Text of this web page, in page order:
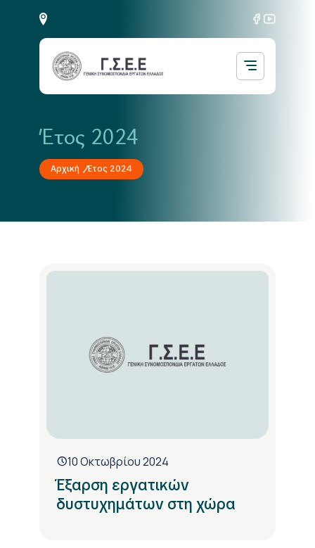
Έτος 2024
Αρχική Έτος 2024
10 Οκτωβρίου 2024
Έξαρση εργατικών
δυστυχημάτων στη χώρα